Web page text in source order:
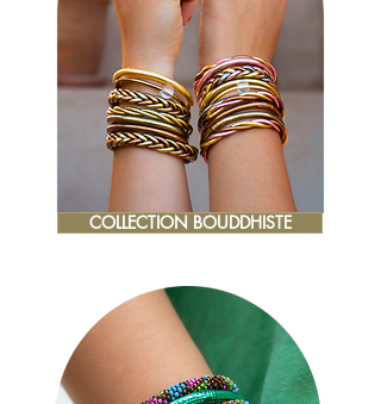
COLLECTION BOUDDHISTE